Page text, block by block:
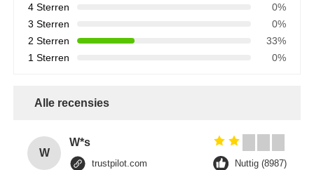
4 Sterren
0%
3 Sterren
0%
2 Sterren
33%
1 Sterren
0%
Alle recensies
W
W*s
trustpilot.com Nuttig (8987)